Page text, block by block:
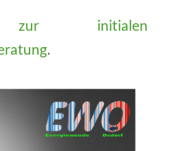
zur initialen
.